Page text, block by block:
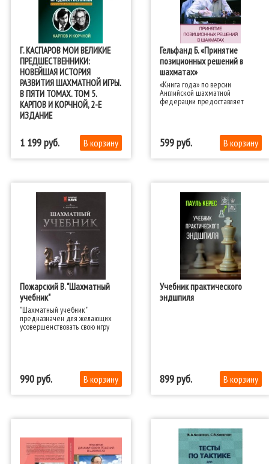
Г. КАСПАРОВ МОИ ВЕЛИКИЕ
ПРЕДШЕСТВЕННИКИ:
НОВЕЙШАЯ ИСТОРИЯ
РАЗВИТИЯ ШАХМАТНОЙ ИГРЫ.
В ПЯТИ ТОМАХ. ТОМ 5.
КАРПОВ И КОРЧНОЙ, 2-Е
ИЗДАНИЕ
1 199
Гельфанд Б. «Принятие
позиционных решений в
шахматах»
«Книга года» по версии
Английской шахматной
федерации предоставляет
читателям редкую возможность
599
Пожарский В. "Шахматный
учебник"
"Шахматный учебник"
предназначен для желающих
усовершенствовать свою игру
990
Учебник практического
эндшпиля
899